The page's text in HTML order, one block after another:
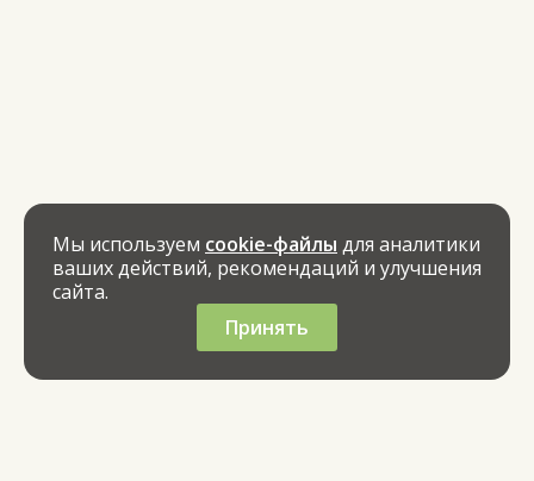
Мы используем cookie-файлы для аналитики
ваших действий, рекомендаций и улучшения
сайта.
Принять